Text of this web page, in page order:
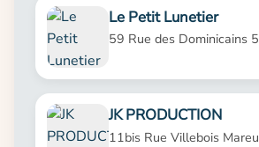
Le Petit Lunetier
59 Rue des Dominicains
JK PRODUCTION
11bis Rue Villebois